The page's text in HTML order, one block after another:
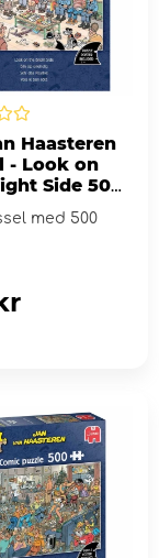
Haasteren
- Look on
Side 500
med 500